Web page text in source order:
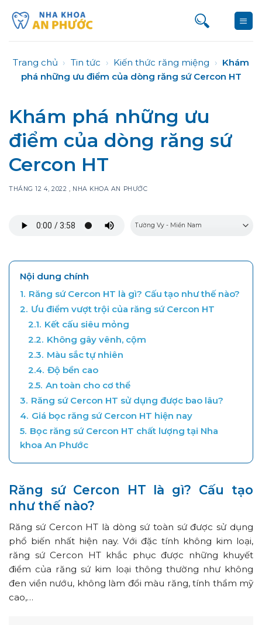
qua
Trang chủ › Tin tức › Kiến thức răng miệng › Khám
phá những ưu điểm của dòng răng sứ Cercon HT
Khám phá những ưu
điểm của dòng răng sứ
Cercon HT
THÁNG 12 4, 2022 , NHA KHOA AN PHƯỚC
Nội dung chính
1. Răng sứ Cercon HT là gì? Cấu tạo như thế nào?
2. Ưu điểm vượt trội của răng sứ Cercon HT
2.1. Kết cấu siêu mỏng
2.2. Không gây vênh, cộm
2.3. Màu sắc tự nhiên
2.4. Độ bền cao
2.5. An toàn cho cơ thể
3. Răng sứ Cercon HT sử dụng được bao lâu?
4. Giá bọc răng sứ Cercon HT hiện nay
5. Bọc răng sứ Cercon HT chất lượng tại Nha
khoa An Phước
Răng sứ Cercon HT là gì? Cấu tạo
như thế nào?
Răng sứ Cercon HT là dòng sứ toàn sứ được sử dụng
phổ biến nhất hiện nay. Với đặc tính không kim loại,
răng sứ Cercon HT khắc phục được những khuyết
điểm của răng sứ kim loại thông thường như không
đen viền nướu, không làm đổi màu răng, tính thẩm mỹ
cao,…